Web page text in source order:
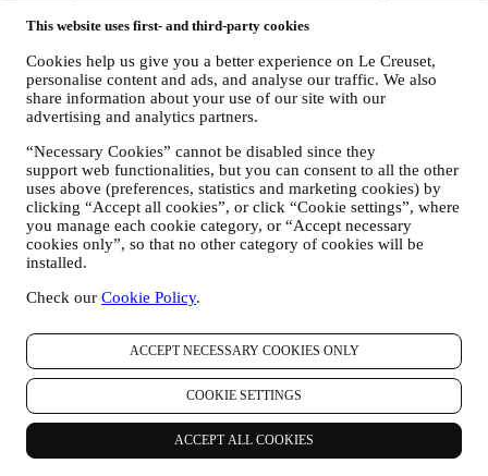
This website uses first- and third-party cookies
Cookies help us give you a better experience on Le Creuset,
personalise content and ads, and analyse our traffic. We also
share information about your use of our site with our
advertising and analytics partners.
“Necessary Cookies” cannot be disabled since they
support web functionalities, but you can consent to all the other
uses above (preferences, statistics and marketing cookies) by
clicking “Accept all cookies”, or click “Cookie settings”, where
you manage each cookie category, or “Accept necessary
cookies only”, so that no other category of cookies will be
installed.
Check our Cookie Policy.
ACCEPT NECESSARY COOKIES ONLY
COOKIE SETTINGS
ACCEPT ALL COOKIES
pela Le Creuset ou ofertas especiais. Estas comunicações
nos detalhes que possuímos sobre si, como a sua localização,
histórico de compras ou preferências dos nossos produtos.
Usaremos os seus dados para entender melhor os seus
interesses. Isso permite-nos personalizar as nossas
comunicações para torná-las mais relevantes e interessantes.
Não haverá outros efeitos. Também reunimos estatísticas
sobre a abertura de e-mails e cliques usando tecnologias
padrão do setor (incluindo pixels de rastreamento em e-mail)
que nos ajudam a monitorar as nossas newsletters. Este
processamento é baseado no seu consentimento em receber
nossas comunicações personalizadas de marketing. A opção
informações pessoais são coletadas, marcando a caixa de
atualizações a qualquer momento, gratuitamente, clicando no
botão de cancelamento de inscrição no final de qualquer
newsletter. Se preferir, pode fazê-lo entrando em contato
connosco através deprivacy@lecreuset.com
RE-TARGETING / AJUSTAR AS NOSSAS OFERTAS E
MELHORAR A EXPERIÊNCIA AO CLIENTE.
Gostaríamos de usar os seus dados para personalizar nossos